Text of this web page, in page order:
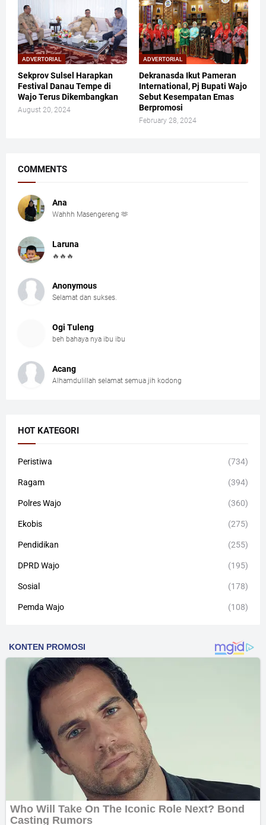
ADVERTORIAL
Sekprov Sulsel Harapkan
Festival Danau Tempe di
Wajo Terus Dikembangkan
August 20, 2024
ADVERTORIAL
Dekranasda Ikut Pameran
International, Pj Bupati Wajo
Sebut Kesempatan Emas
Berpromosi
February 28, 2024
COMMENTS
Ana
Wahhh Masengereng 🫶
Laruna
🔥🔥🔥
Anonymous
Selamat dan sukses.
Ogi Tuleng
beh bahaya nya ibu ibu
Acang
Alhamdulillah selamat semua jih kodong
HOT KATEGORI
Peristiwa (734)
Ragam (394)
Polres Wajo (360)
Ekobis (275)
Pendidikan (255)
DPRD Wajo (195)
Sosial (178)
Pemda Wajo (108)